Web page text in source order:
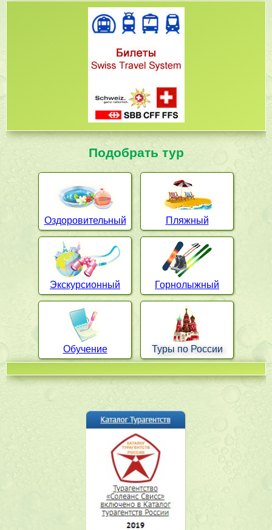
Подобрать тур
Оздоровительный Пляжный
Экскурсионный Горнолыжный
Обучение Туры по России